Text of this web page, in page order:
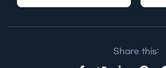
트 폴리싱의 중요성과…
Share this: